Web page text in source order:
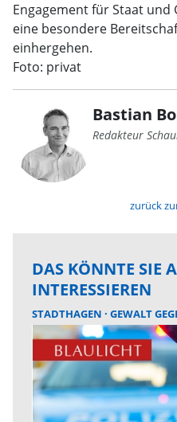
Engagement für Staat und
eine besondere
einhergehen.
Foto: privat
Bastian
Redakteur
zurück
DAS KÖNNTE SIE
INTERESSIEREN
STADTHAGEN GEWALT